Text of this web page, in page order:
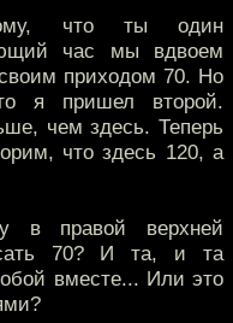
что ты один
час мы вдвоем
приходом 70. Но
я пришел второй.
чем здесь. Теперь
что здесь 120, а
в правой верхней
70? И та, и та
вместе... Или это